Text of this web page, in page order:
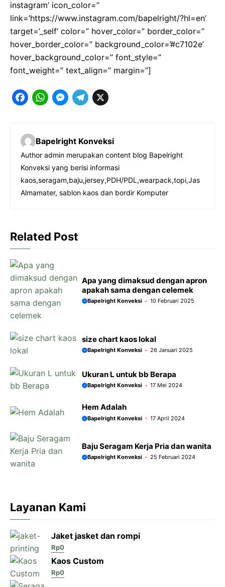
instagram’ icon_color=”
link=’https://www.instagram.com/bapelright/?hl=en’
target=’_self’ color=” hover_color=” border_color=”
hover_border_color=” background_color=’#c7102e’
hover_background_color=” font_style=”
font_weight=” text_align=” margin=”]
F
c
e
b
o
o
W
t
s
A
p
M
s
e
n
g
r
T
e
g
r
a
X
Bapelright Konveksi
Author admin merupakan content blog Bapelright
Konveksi yang berisi informasi
kaos,seragam,baju,jersey,PDH/PDL,wearpack,topi,Jas
Almamater, sablon kaos dan bordir Komputer
Related Post
Apa yang dimaksud dengan apron
apakah sama dengan celemek
Bapelright Konveksi 10 Februari 2025
size chart kaos lokal
Bapelright Konveksi 26 Januari 2025
Ukuran L untuk bb Berapa
Bapelright Konveksi 17 Mei 2024
Hem Adalah
Bapelright Konveksi 17 April 2024
Baju Seragam Kerja Pria dan wanita
Bapelright Konveksi 25 Februari 2024
Layanan Kami
Jaket jasket dan rompi
Rp0
Kaos Custom
Rp0